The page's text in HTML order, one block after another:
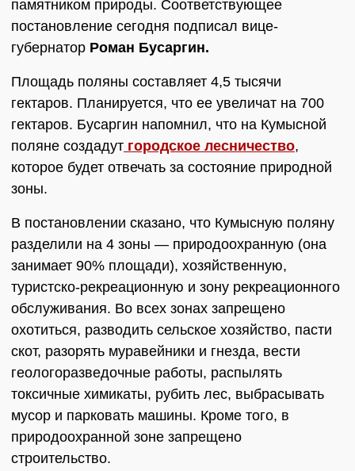
памятником природы. Соответствующее
постановление сегодня подписал вице-
губернатор Роман Бусаргин.
Площадь поляны составляет 4,5 тысячи
гектаров. Планируется, что ее увеличат на 700
гектаров. Бусаргин напомнил, что на Кумысной
поляне создадут городское лесничество,
которое будет отвечать за состояние природной
зоны.
В постановлении сказано, что Кумысную поляну
разделили на 4 зоны — природоохранную (она
занимает 90% площади), хозяйственную,
туристско-рекреационную и зону рекреационного
обслуживания. Во всех зонах запрещено
охотиться, разводить сельское хозяйство, пасти
скот, разорять муравейники и гнезда, вести
геологоразведочные работы, распылять
токсичные химикаты, рубить лес, выбрасывать
мусор и парковать машины. Кроме того, в
природоохранной зоне запрещено
строительство.